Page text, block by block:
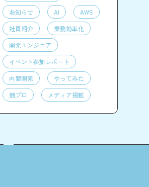
お知らせ
AI
AWS
社員紹介
業務効率化
開発エンジニア
イベント参加レポート
内製開発
やってみた
競プロ
メディア掲載